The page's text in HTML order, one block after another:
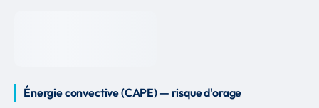
Énergie convective (CAPE) — risque d'orage